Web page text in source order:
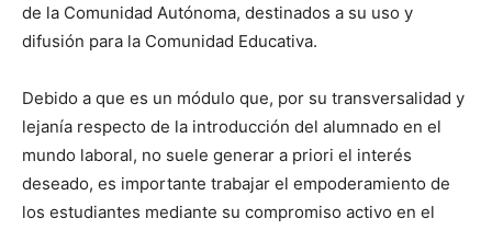
de la Comunidad Autónoma, destinados a su uso y
difusión para la Comunidad Educativa.
Debido a que es un módulo que, por su transversalidad y
lejanía respecto de la introducción del alumnado en el
mundo laboral, no suele generar a priori el interés
deseado, es importante trabajar el empoderamiento de
los estudiantes mediante su compromiso activo en el